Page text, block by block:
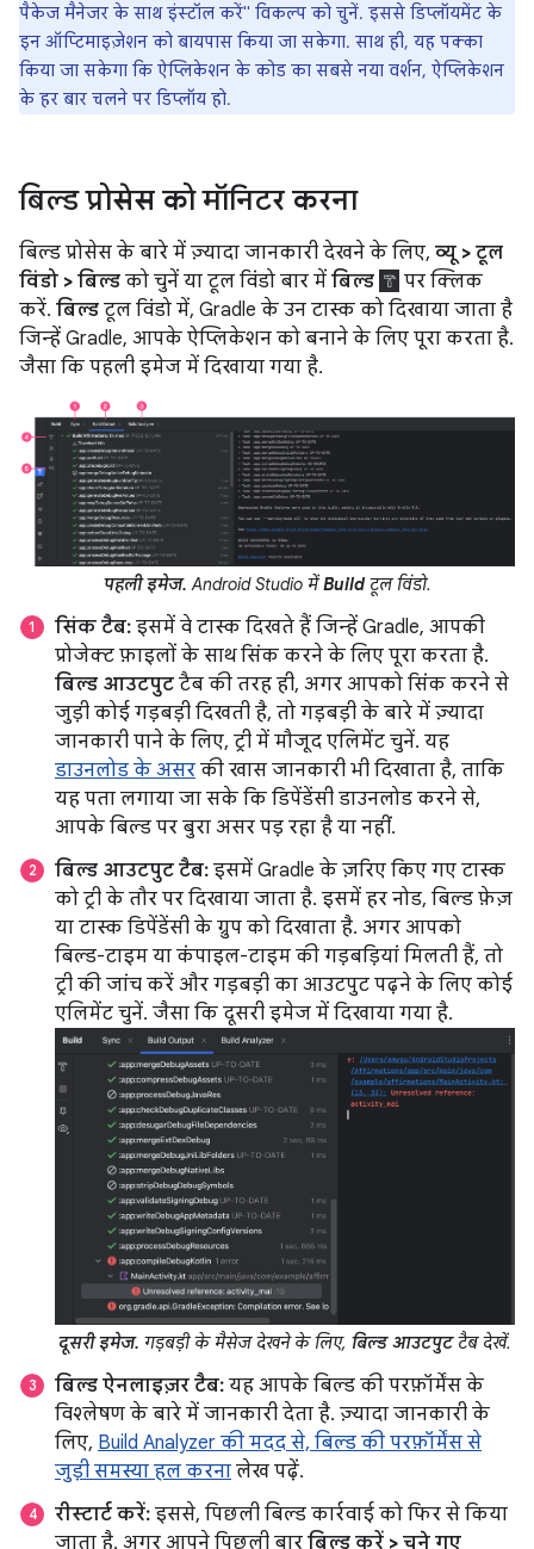
पैकेज मैनेजर के साथ इंस्टॉल करें" विकल्प को चुनें. इससे डिप्लॉयमेंट के
इन ऑप्टिमाइज़ेशन को बायपास किया जा सकेगा. साथ ही, यह पक्का
किया जा सकेगा कि ऐप्लिकेशन के कोड का सबसे नया वर्शन, ऐप्लिकेशन
के हर बार चलने पर डिप्लॉय हो.
बिल्ड प्रोसेस को मॉनिटर करना
बिल्ड प्रोसेस के बारे में ज़्यादा जानकारी देखने के लिए, व्यू > टूल
विंडो > बिल्ड को चुनें या टूल विंडो बार में बिल्ड
पर क्लिक
करें. बिल्ड टूल विंडो में, Gradle के उन टास्क को दिखाया जाता है
जिन्हें Gradle, आपके ऐप्लिकेशन को बनाने के लिए पूरा करता है.
जैसा कि पहली इमेज में दिखाया गया है.
पहली इमेज. Android Studio मेंBuildटूल विंडो.
सिंक टैब: इसमें वे टास्क दिखते हैं जिन्हें Gradle, आपकी
प्रोजेक्ट फ़ाइलों के साथ सिंक करने के लिए पूरा करता है.
बिल्ड आउटपुट टैब की तरह ही, अगर आपको सिंक करने से
जुड़ी कोई गड़बड़ी दिखती है, तो गड़बड़ी के बारे में ज़्यादा
जानकारी पाने के लिए, ट्री में मौजूद एलिमेंट चुनें. यह
डाउनलोड के असर की खास जानकारी भी दिखाता है, ताकि
यह पता लगाया जा सके कि डिपेंडेंसी डाउनलोड करने से,
आपके बिल्ड पर बुरा असर पड़ रहा है या नहीं.
बिल्ड आउटपुट टैब: इसमें Gradle के ज़रिए किए गए टास्क
को ट्री के तौर पर दिखाया जाता है. इसमें हर नोड, बिल्ड फ़ेज़
या टास्क डिपेंडेंसी के ग्रुप को दिखाता है. अगर आपको
बिल्ड-टाइम या कंपाइल-टाइम की गड़बड़ियां मिलती हैं, तो
ट्री की जांच करें और गड़बड़ी का आउटपुट पढ़ने के लिए कोई
एलिमेंट चुनें. जैसा कि दूसरी इमेज में दिखाया गया है.
दूसरी इमेज. गड़बड़ी के मैसेज देखने के लिए, बिल्ड आउटपुटटैब देखें.
बिल्ड ऐनलाइज़र टैब: यह आपके बिल्ड की परफ़ॉर्मेंस के
विश्लेषण के बारे में जानकारी देता है. ज़्यादा जानकारी के
लिए, Build Analyzer की मदद से, बिल्ड की परफ़ॉर्मेंस से
जुड़ी समस्या हल करना लेख पढ़ें.
रीस्टार्ट करें: इससे, पिछली बिल्ड कार्रवाई को फिर से किया
जाता है. अगर आपने पिछली बार बिल्ड करें > चुने गए